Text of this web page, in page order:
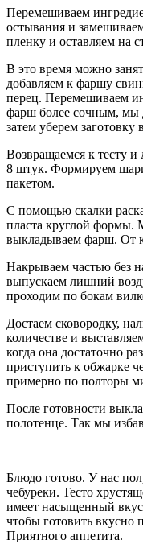
Перемешиваем
остывания и
пленку и оставляем на
В это время можно
добавляем к фаршу
перец. Перемешиваем
фарш более сочным, мы
затем уберем заготовку
Возвращаемся к тесту
8 штук. Формируем
пакетом.
С помощью скалки
пласта круглой
выкладываем фарш. От
Накрываем частью без
выпускаем лишний
проходим по бокам
Достаем сковородку,
количестве и
когда она достаточно
приступить к обжарке
примерно по полторы
После готовности
полотенце. Так мы
Блюдо готово. У нас
чебуреки. Тесто
имеет насыщенный
чтобы готовить вкусно
Приятного аппетита.